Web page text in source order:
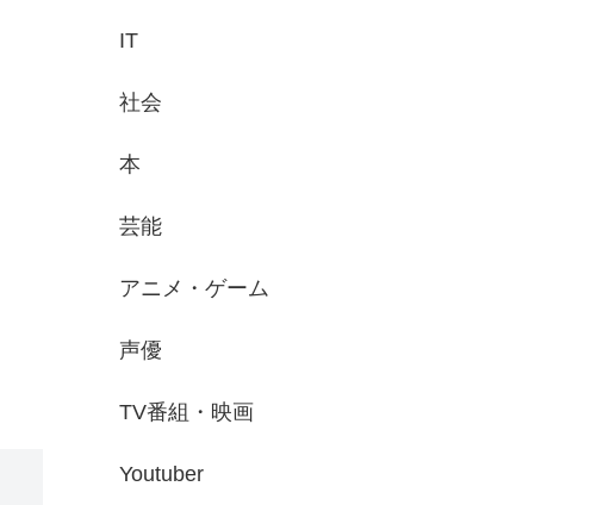
IT
社会
本
芸能
アニメ・ゲーム
声優
TV番組・映画
Youtuber